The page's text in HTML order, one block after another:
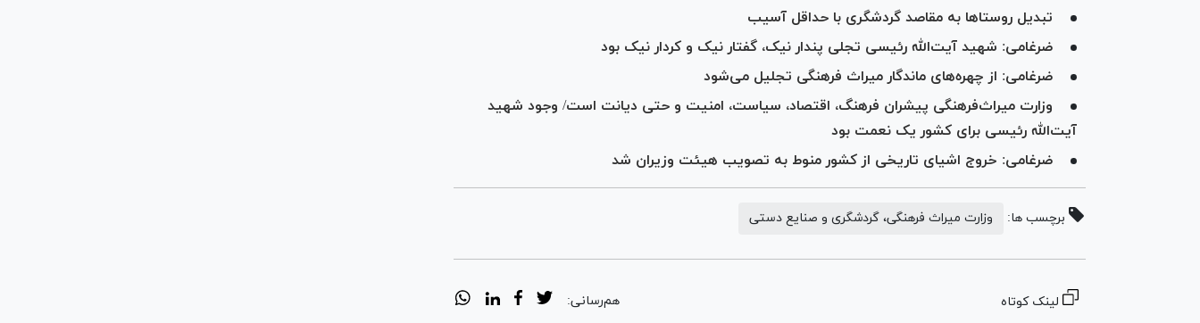
تبدیل روستا‌ها به مقاصد گردشگری با حداقل آسیب
ضرغامی: شهید آیت‌الله رئیسی تجلی پندار نیک، گفتار نیک و کردار نیک بود
ضرغامی: از چهره‌های ماندگار میراث فرهنگی تجلیل می‌شود
وزارت میراث‌فرهنگی پیشران فرهنگ، اقتصاد، سیاست، امنیت و حتی دیانت است/ وجود شهید
آیت‌الله رئیسی برای کشور یک نعمت بود
ضرغامی: خروج اشیای تاریخی از کشور منوط به تصویب هیئت وزیران شد
برچسب ها: وزارت میراث فرهنگی، گردشگری و صنایع دستی
لینک کوتاه هم‌رسانی: